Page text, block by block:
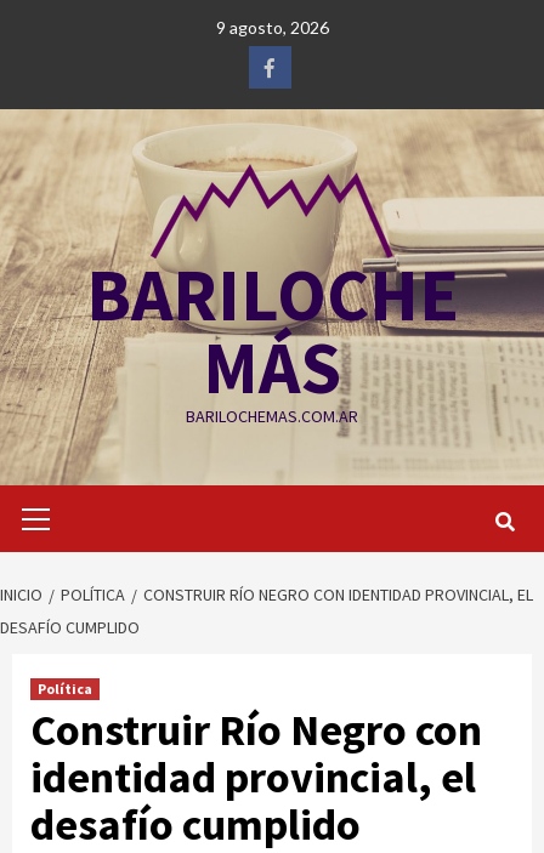
9 agosto, 2026
Facebook
BARILOCHE
MÁS
BARILOCHEMAS.COM.AR
primario
INICIO POLÍTICA
CONSTRUIR RÍO NEGRO CON IDENTIDAD PROVINCIAL, EL
DESAFÍO CUMPLIDO
Política
Construir Río Negro con
identidad provincial, el
desafío cumplido